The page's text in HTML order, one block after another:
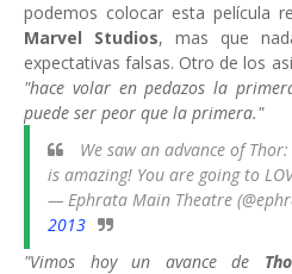
podemos colocar esta película
Marvel Studios, mas que
expectativas falsas. Otro de los
"hace volar en pedazos la
puede ser peor que la primera."
We saw an advance of
is amazing! You are going to
— Ephrata Main Theatre
2013
"Vimos hoy un avance de